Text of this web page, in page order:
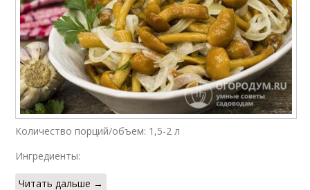
Количество порций/объем: 1,5-2 л
Ингредиенты:
Читать дальше →